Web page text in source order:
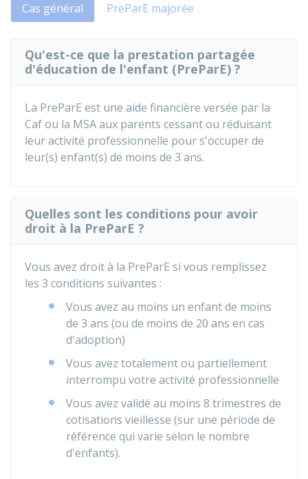
Cas général PreParE majorée
Qu'est-ce que la prestation partagée
d'éducation de l'enfant (PreParE) ?
La PreParE est une aide financière versée par la
Cafou la MSAaux parents cessant ou réduisant
leur activité professionnelle pour s'occuper de
leur(s) enfant(s) de moins de 3 ans.
Quelles sont les conditions pour avoir
droit à la PreParE ?
Vous avez droit à la PreParE si vous remplissez
les 3 conditions suivantes :
Vous avez au moins un enfant de moins
de 3 ans (ou de moins de 20 ans en cas
d'adoption)
Vous avez totalement ou partiellement
interrompu votre activité professionnelle
Vous avez validé au moins 8 trimestres de
cotisations vieillesse (sur une période de
référence qui varie selon le nombre
d'enfants).